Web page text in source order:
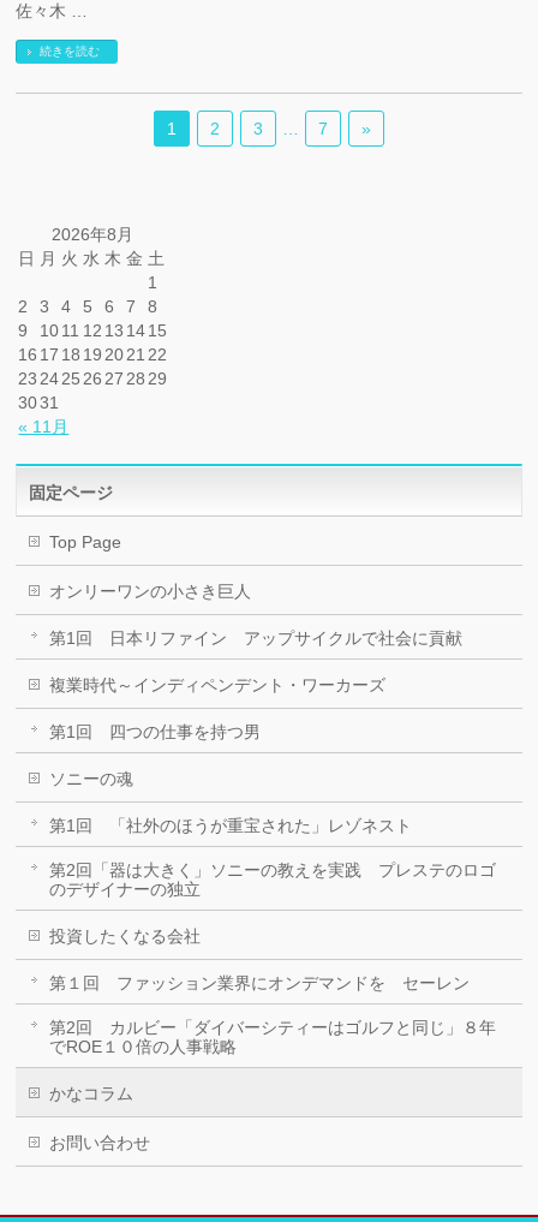
佐々木 …
続きを読む
1 2 3 7 »
2026年8月
日 月 火 水 木 金 土
« 11月
1
2
3 4 5 6 7
8
9
1011 12 13 1415
16 17 18 19 2021 22
23 2425 26 27 28 29
3031
固定ページ
Top Page
オンリーワンの小さき巨人
第1回 日本リファイン アップサイクルで社会に貢献
複業時代～インディペンデント・ワーカーズ
第1回 四つの仕事を持つ男
ソニーの魂
第1回 「社外のほうが重宝された」レゾネスト
第2回「器は大きく」ソニーの教えを実践 プレステのロゴ
のデザイナーの独立
投資したくなる会社
第１回 ファッション業界にオンデマンドを セーレン
第2回 カルビー「ダイバーシティーはゴルフと同じ」８年
でROE１０倍の人事戦略
かなコラム
お問い合わせ